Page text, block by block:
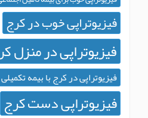
خوب در کرج
در منزل کرج
در کرج با بیمه تکمیلی
دست کرج